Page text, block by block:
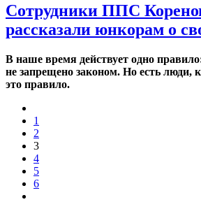
Сотрудники ППС
рассказали юнкорам о
В наше время действует одно
не запрещено законом. Но есть люди,
это правило.
1
2
3
4
5
6